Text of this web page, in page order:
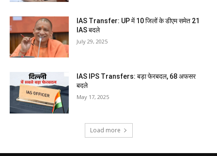
IAS Transfer: UP में 10 जिलों के डीएम समेत 21
IAS बदले
July 29, 2025
IAS IPS Transfers: बड़ा फेरबदल, 68 अफसर
बदले
May 17, 2025
Load more